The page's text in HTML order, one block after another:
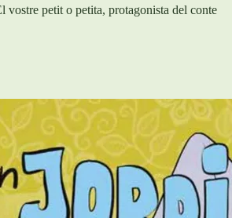
vostre petit o petita, protagonista del conte